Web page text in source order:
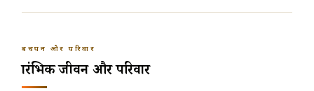
बचपन और परिवार
प्रारंभिक जीवन और परिवार